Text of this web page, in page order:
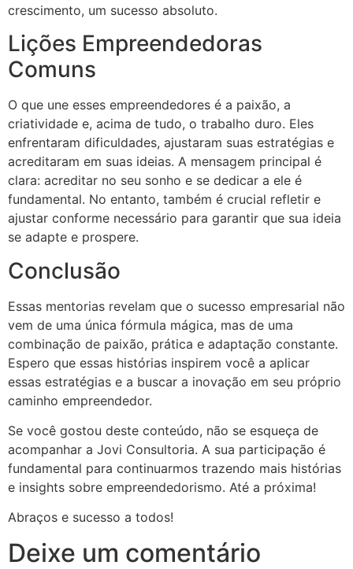
crescimento, um sucesso absoluto.
Lições Empreendedoras
Comuns
O que une esses empreendedores é a paixão, a
criatividade e, acima de tudo, o trabalho duro. Eles
enfrentaram dificuldades, ajustaram suas estratégias e
acreditaram em suas ideias. A mensagem principal é
clara: acreditar no seu sonho e se dedicar a ele é
fundamental. No entanto, também é crucial refletir e
ajustar conforme necessário para garantir que sua ideia
se adapte e prospere.
Conclusão
Essas mentorias revelam que o sucesso empresarial não
vem de uma única fórmula mágica, mas de uma
combinação de paixão, prática e adaptação constante.
Espero que essas histórias inspirem você a aplicar
essas estratégias e a buscar a inovação em seu próprio
caminho empreendedor.
Se você gostou deste conteúdo, não se esqueça de
acompanhar a Jovi Consultoria. A sua participação é
fundamental para continuarmos trazendo mais histórias
e insights sobre empreendedorismo. Até a próxima!
Abraços e sucesso a todos!
Deixe um comentário